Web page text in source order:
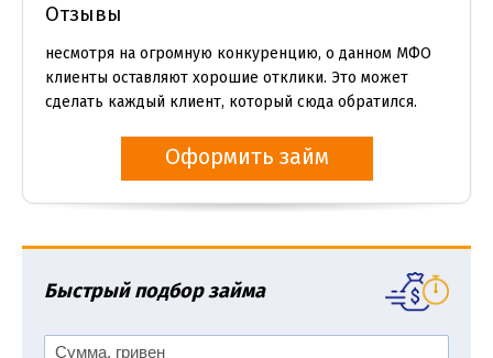
Отзывы
несмотря на огромную конкуренцию, о данном МФО
клиенты оставляют хорошие отклики. Это может
сделать каждый клиент, который сюда обратился.
Оформить займ
Быстрый подбор займа